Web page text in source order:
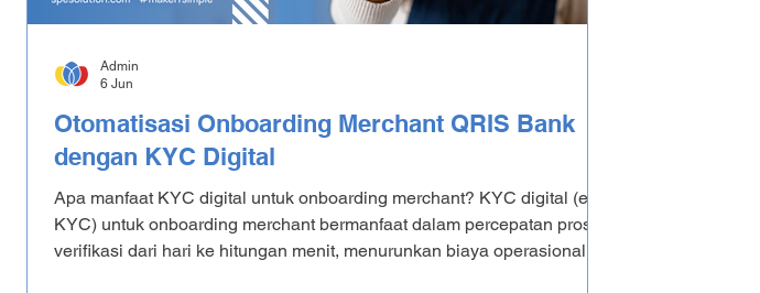
Otomatisasi Onboarding Merchant QRIS Bank
dengan KYC Digital
Apa manfaat KYC digital untuk onboarding merchant? KYC digital (e-
KYC) untuk onboarding merchant bermanfaat dalam percepatan proses
verifikasi dari hari ke hitungan menit, menurunkan biaya operasional,
Admin
6 Jun